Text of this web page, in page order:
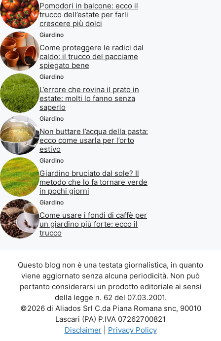
Pomodori in balcone: ecco il
trucco dell’estate per farli
crescere più dolci
Giardino
Come proteggere le radici dal
caldo: il trucco del pacciame
spiegato bene
Giardino
L’errore che rovina il prato in
estate: molti lo fanno senza
saperlo
Giardino
Non buttare l’acqua della pasta:
ecco come usarla per l’orto
estivo
Giardino
Giardino bruciato dal sole? Il
metodo che lo fa tornare verde
in pochi giorni
Giardino
Come usare i fondi di caffè per
un giardino più forte: ecco il
trucco
Questo blog non è una testata giornalistica, in quanto
viene aggiornato senza alcuna periodicità. Non può
pertanto considerarsi un prodotto editoriale ai sensi
della legge n. 62 del 07.03.2001.
©2026 di Aliados Srl C.da Piana Romana snc, 90010
Lascari (PA) P.IVA 07262700821
Disclaimer| Privacy Policy